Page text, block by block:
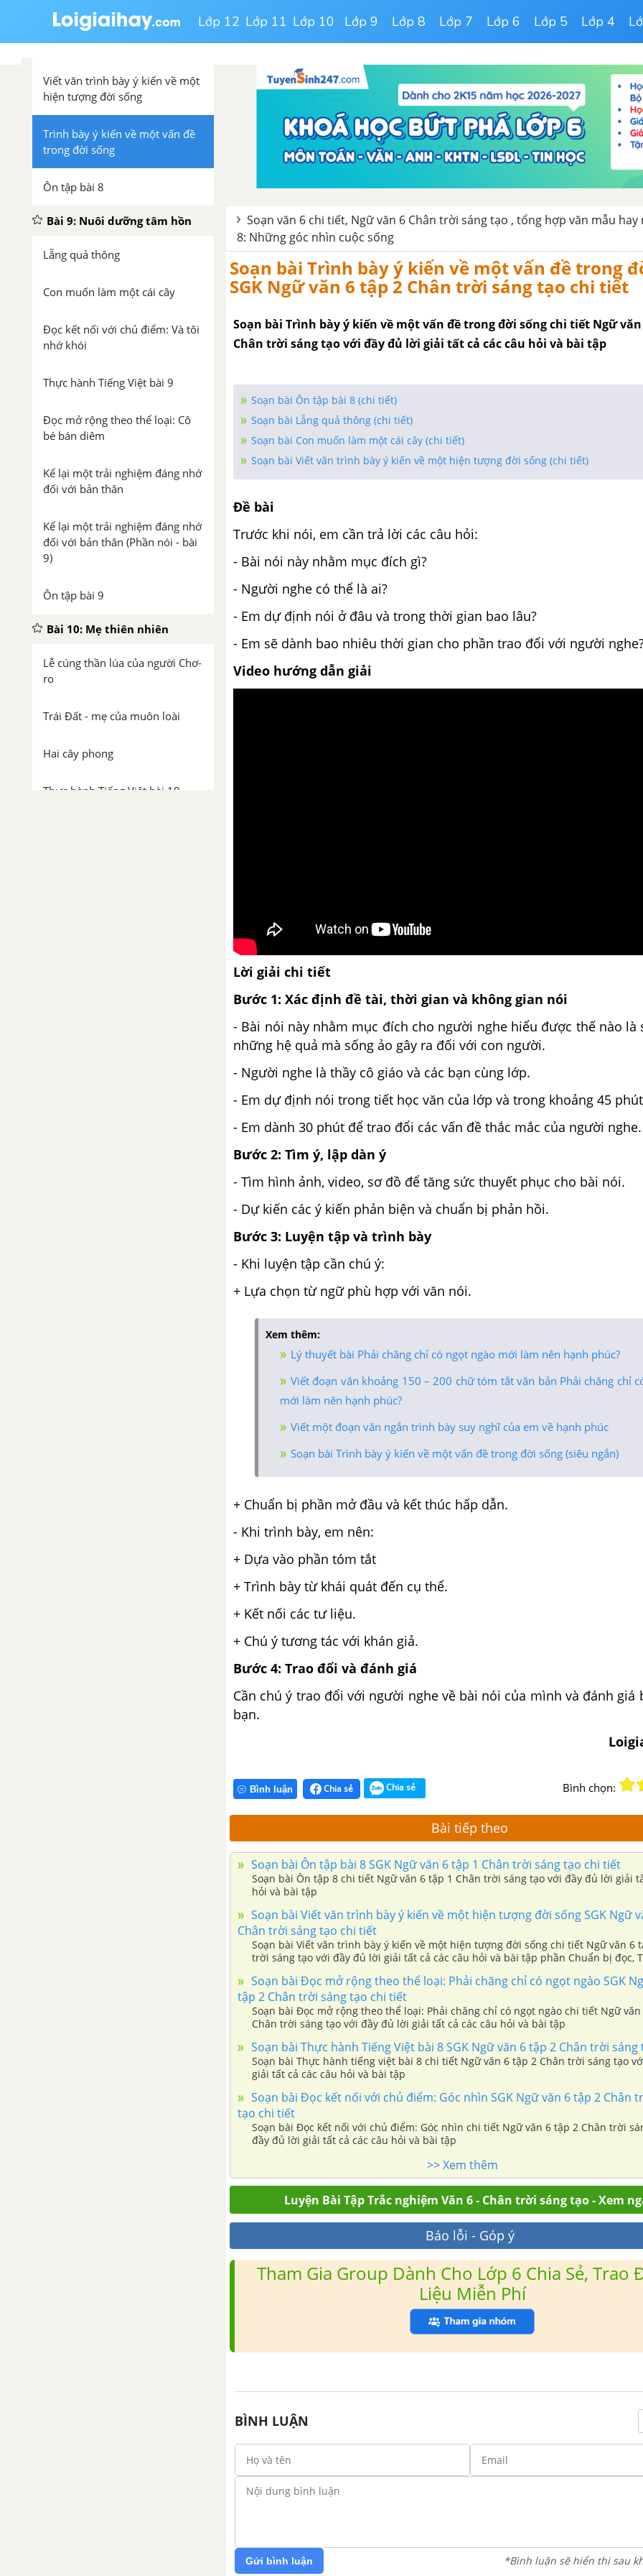
Lớp 12 Lớp 11 Lớp 10 Lớp 9 Lớp 8 Lớp 7 Lớp 6 Lớp 5 Lớp 4
Đọc mở rộng theo thể loại: Phải
chăng chỉ có ngọt ngào
Viết văn trình bày ý kiến về một
hiện tượng đời sống
Trình bày ý kiến về một vấn đề
trong đời sống
Ôn tập bài 8
Bài 9: Nuôi dưỡng tâm hồn
Lẵng quả thông
Con muốn làm một cái cây
Đọc kết nối với chủ điểm: Và tôi
nhớ khói
Thực hành Tiếng Việt bài 9
Đọc mở rộng theo thể loại: Cô
bé bán diêm
Kể lại một trải nghiệm đáng nhớ
đối với bản thân
Kể lại một trải nghiệm đáng nhớ
đối với bản thân (Phần nói - bài
9)
Ôn tập bài 9
Bài 10: Mẹ thiên nhiên
Lễ cúng thần lúa của người Chơ-
ro
Trái Đất - mẹ của muôn loài
Hai cây phong
Thực hành Tiếng Việt bài 10
Soạn văn 6 chi tiết, Ngữ văn 6 Chân trời sáng tạo , tổng hợp văn mẫu hay
8: Những góc nhìn cuộc sống
Soạn bài Trình bày ý kiến về một vấn đề trong
SGK Ngữ văn 6 tập 2 Chân trời sáng tạo chi tiết
Soạn bài Trình bày ý kiến về một vấn đề trong đời sống chi tiết Ngữ
Chân trời sáng tạo với đầy đủ lời giải tất cả các câu hỏi và bài tập
Soạn bài Ôn tập bài 8 (chi tiết)
Soạn bài Lẵng quả thông (chi tiết)
Soạn bài Con muốn làm một cái cây (chi tiết)
Soạn bài Viết văn trình bày ý kiến về một hiện tượng đời sống (chi tiết)
Đề bài
Trước khi nói, em cần trả lời các câu hỏi:
- Bài nói này nhằm mục đích gì?
- Người nghe có thể là ai?
- Em dự định nói ở đâu và trong thời gian bao lâu?
- Em sẽ dành bao nhiêu thời gian cho phần trao đổi với người
Video hướng dẫn giải
Lời giải chi tiết
Bước 1: Xác định đề tài, thời gian và không gian nói
- Bài nói này nhằm mục đích cho người nghe hiểu được thế nào là
những hệ quả mà sống ảo gây ra đối với con người.
- Người nghe là thầy cô giáo và các bạn cùng lớp.
- Em dự định nói trong tiết học văn của lớp và trong khoảng 45
- Em dành 30 phút để trao đổi các vấn đề thắc mắc của người nghe.
Bước 2: Tìm ý, lập dàn ý
- Tìm hình ảnh, video, sơ đồ để tăng sức thuyết phục cho bài nói.
- Dự kiến các ý kiến phản biện và chuẩn bị phản hồi.
Bước 3: Luyện tập và trình bày
- Khi luyện tập cần chú ý:
+ Lựa chọn từ ngữ phù hợp với văn nói.
Xem thêm:
Lý thuyết bài Phải chăng chỉ có ngọt ngào mới làm nên hạnh phúc?
Viết đoạn văn khoảng 150 – 200 chữ tóm tắt văn bản Phải chăng chỉ
mới làm nên hạnh phúc?
Viết một đoạn văn ngắn trình bày suy nghĩ của em về hạnh phúc
Soạn bài Trình bày ý kiến về một vấn đề trong đời sống (siêu ngắn)
+ Chuẩn bị phần mở đầu và kết thúc hấp dẫn.
- Khi trình bày, em nên:
+ Dựa vào phần tóm tắt
+ Trình bày từ khái quát đến cụ thể.
+ Kết nối các tư liệu.
+ Chú ý tương tác với khán giả.
Bước 4: Trao đổi và đánh giá
Cần chú ý trao đổi với người nghe về bài nói của mình và đánh giá
bạn.
Bình luận Chia sẻ Chia sẻ Bình chọn:
Bài tiếp theo
Soạn bài Ôn tập bài 8 SGK Ngữ văn 6 tập 1 Chân trời sáng tạo chi tiết
Soạn bài Ôn tập 8 chi tiết Ngữ văn 6 tập 1 Chân trời sáng tạo với đầy đủ lời giải
hỏi và bài tập
Soạn bài Viết văn trình bày ý kiến về một hiện tượng đời sống SGK Ngữ
Chân trời sáng tạo chi tiết
Soạn bài Viết văn trình bày ý kiến về một hiện tượng đời sống chi tiết Ngữ văn 6
trời sáng tạo với đầy đủ lời giải tất cả các câu hỏi và bài tập phần Chuẩn bị đọc,
Soạn bài Đọc mở rộng theo thể loại: Phải chăng chỉ có ngọt ngào SGK
tập 2 Chân trời sáng tạo chi tiết
Soạn bài Đọc mở rộng theo thể loại: Phải chăng chỉ có ngọt ngào chi tiết Ngữ văn
Chân trời sáng tạo với đầy đủ lời giải tất cả các câu hỏi và bài tập
Soạn bài Thực hành Tiếng Việt bài 8 SGK Ngữ văn 6 tập 2 Chân trời
Soạn bài Thực hành tiếng việt bài 8 chi tiết Ngữ văn 6 tập 2 Chân trời sáng tạo
giải tất cả các câu hỏi và bài tập
Soạn bài Đọc kết nối với chủ điểm: Góc nhìn SGK Ngữ văn 6 tập 2 Chân
tạo chi tiết
Soạn bài Đọc kết nối với chủ điểm: Góc nhìn chi tiết Ngữ văn 6 tập 2 Chân trời
đầy đủ lời giải tất cả các câu hỏi và bài tập
>> Xem thêm
Luyện Bài Tập Trắc nghiệm Văn 6 - Chân trời sáng tạo - Xem
Báo lỗi - Góp ý
Tham Gia Group Dành Cho Lớp 6 Chia Sẻ, Trao
Liệu Miễn Phí
BÌNH LUẬN
Gửi bình luận *Bình luận sẽ hiển thị sau